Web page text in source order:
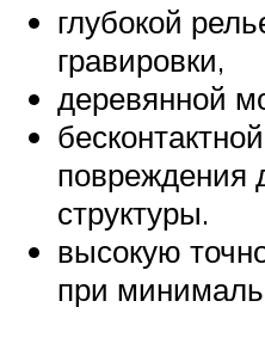
глубокой
гравировки,
деревянной
повреждения
структуры.
высокую
при